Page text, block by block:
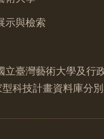
示與檢索
立臺灣藝術大學及行
科技計畫資料庫分